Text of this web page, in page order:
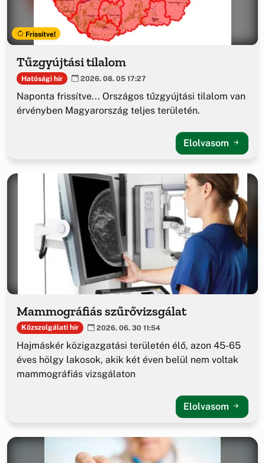
Frissítve!
Tűzgyújtási tilalom
Hatósági hír 2026. 08. 05 17:27
Naponta frissítve... Országos tűzgyújtási tilalom van
érvényben Magyarország teljes területén.
Elolvasom
Mammográfiás szűrővizsgálat
Közszolgálati hír 2026. 06. 30 11:54
Hajmáskér közigazgatási területén élő, azon 45-65
éves hölgy lakosok, akik két éven belül nem voltak
mammográfiás vizsgálaton
Elolvasom